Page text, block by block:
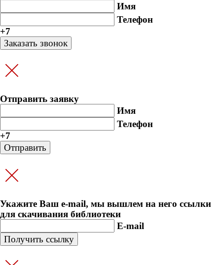
Имя
Телефон
+7
Отправить заявку
Имя
Телефон
+7
Укажите Ваш e-mail, мы вышлем на него ссылки
для скачивания библиотеки
E-mail